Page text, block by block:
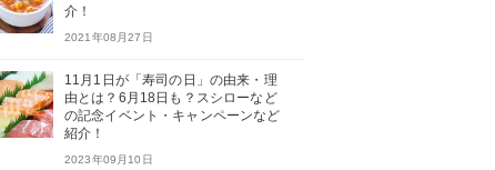
介！
2021年08月27日
11月1日が「寿司の日」の由来・理
由とは？6月18日も？スシローなど
の記念イベント・キャンペーンなど
紹介！
2023年09月10日